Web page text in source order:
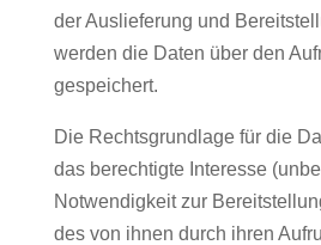
der Auslieferung und
werden die Daten über den
gespeichert.
Die Rechtsgrundlage für die
das berechtigte Interesse
Notwendigkeit zur
des von ihnen durch ihren